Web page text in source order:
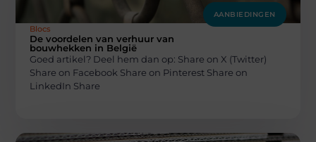
AANBIEDINGEN
Blocs
De voordelen van verhuur van
bouwhekken in België
Goed artikel? Deel hem dan op: Share on X (Twitter)
Share on Facebook Share on Pinterest Share on
LinkedIn Share